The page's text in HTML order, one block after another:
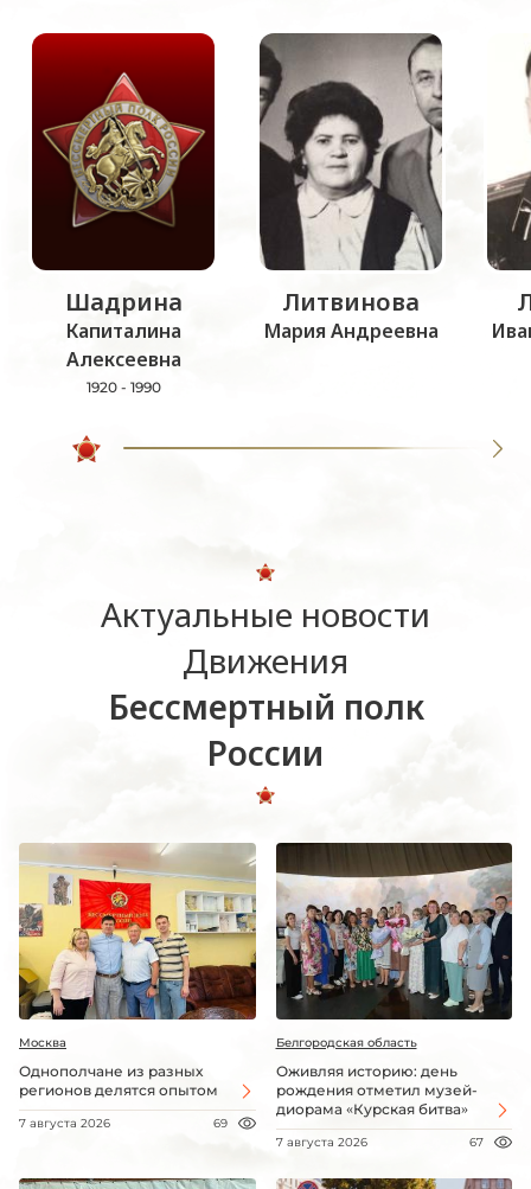
Шадрина
Капиталина
Алексеевна
1920 - 1990
Литвинова
Мария Андреевна
Актуальные новости
Движения
Бессмертный полк
России
Москва
Однополчане из разных
регионов делятся опытом
7 августа 2026 69
Белгородская область
Оживляя историю: день
рождения отметил музей-
диорама «Курская битва»
7 августа 2026 67